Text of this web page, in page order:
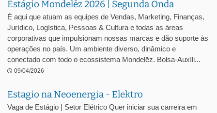
Estágio Mondelēz 2026 | Segunda Onda
É aqui que atuam as equipes de Vendas, Marketing, Finanças,
Jurídico, Logística, Pessoas & Cultura e todas as áreas
corporativas que impulsionam nossas marcas e dão suporte às
operações no país. Um ambiente diverso, dinâmico e
conectado com todo o ecossistema Mondelēz. Bolsa-Auxíli...
09/04/2026
Estagio na Neoenergia - Elektro
Vaga de Estágio | Setor Elétrico Quer iniciar sua carreira em